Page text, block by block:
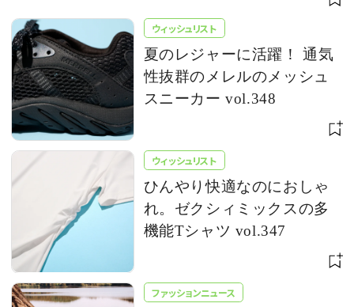
ウィッシュリスト
夏のレジャーに活躍！ 通気
性抜群のメレルのメッシュ
スニーカー vol.348
ウィッシュリスト
ひんやり快適なのにおしゃ
れ。ゼクシィミックスの多
機能Tシャツ vol.347
ファッションニュース